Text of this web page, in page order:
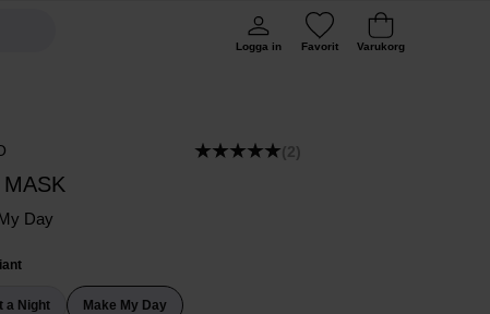
Logga in Favorit Varukorg
(2)
Day
a Night Make My Day